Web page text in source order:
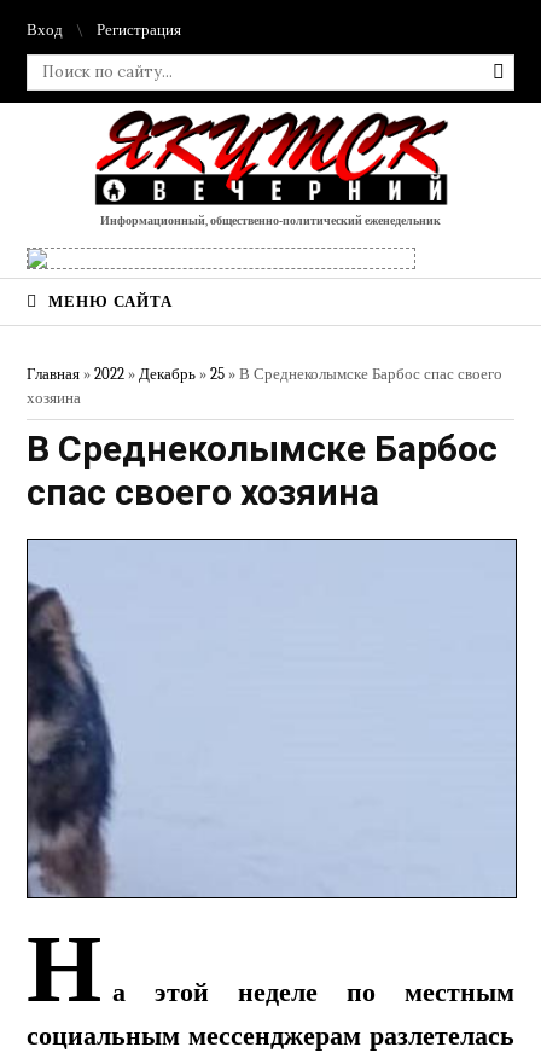
Вход Регистрация
Информационный, общественно-политический еженедельник
МЕНЮ САЙТА
Главная »2022 » Декабрь » 25 » В Среднеколымске Барбос спас своего
хозяина
В Среднеколымске Барбос
спас своего хозяина
Н а этой неделе по местным
социальным мессенджерам разлетелась